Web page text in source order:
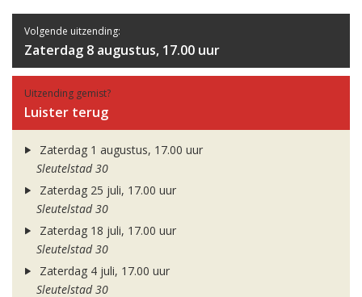
Volgende uitzending:
Zaterdag 8 augustus, 17.00 uur
Uitzending gemist?
Luister terug
Zaterdag 1 augustus, 17.00 uur
Sleutelstad 30
Zaterdag 25 juli, 17.00 uur
Sleutelstad 30
Zaterdag 18 juli, 17.00 uur
Sleutelstad 30
Zaterdag 4 juli, 17.00 uur
Sleutelstad 30